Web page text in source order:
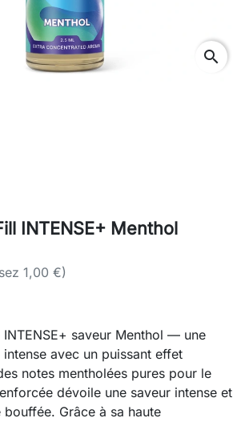
search
INTENSE+ Menthol
1,00 €)
saveur Menthol — une
avec un puissant effet
notes mentholées pures pour le
dévoile une saveur intense et
Grâce à sa haute